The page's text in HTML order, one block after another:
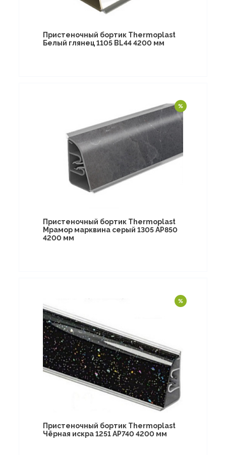
Пристеночный бортик Thermoplast
Белый глянец 1105 BL44 4200 мм
Пристеночный бортик Thermoplast
Мрамор марквина серый 1305 AP850
4200 мм
Пристеночный бортик Thermoplast
Чёрная искра 1251 AP740 4200 мм